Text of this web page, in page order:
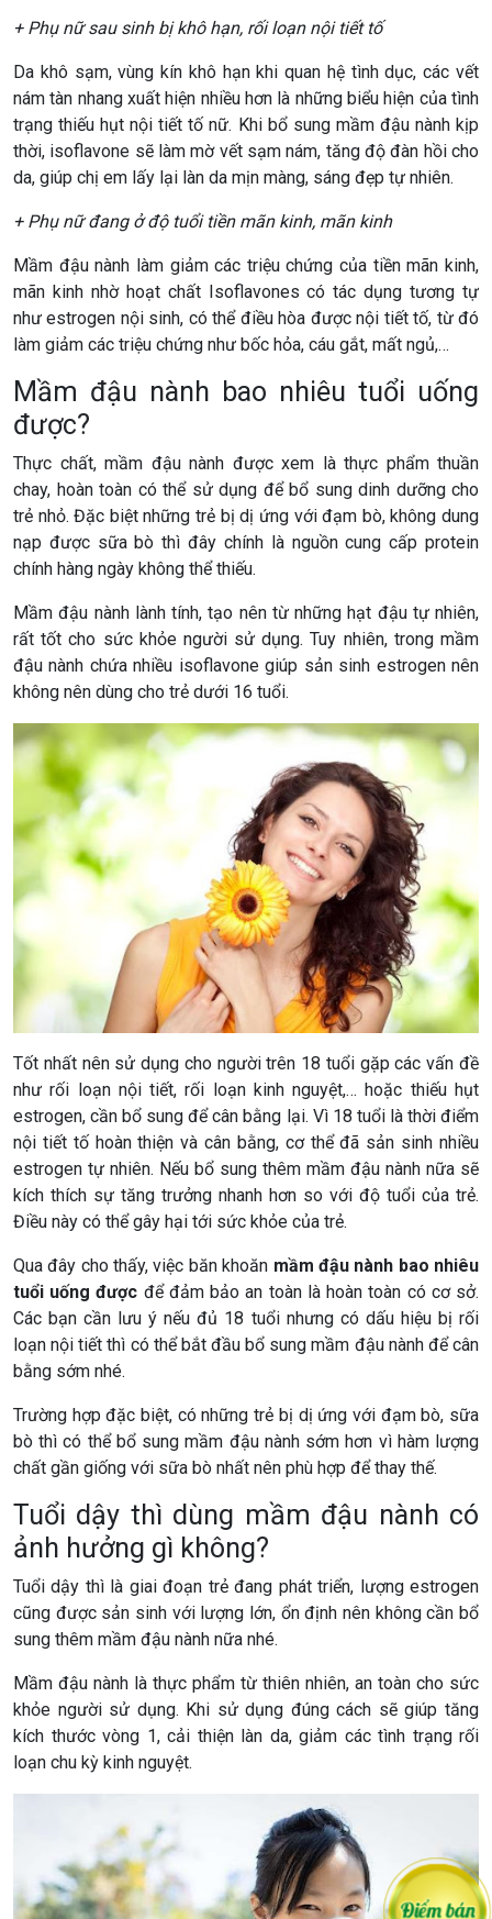
+ Phụ nữ sau sinh bị khô hạn, rối loạn nội tiết tố
Da khô sạm, vùng kín khô hạn khi quan hệ tình dục, các vết
nám tàn nhang xuất hiện nhiều hơn là những biểu hiện của tình
trạng thiếu hụt nội tiết tố nữ. Khi bổ sung mầm đậu nành kịp
thời, isoflavone sẽ làm mờ vết sạm nám, tăng độ đàn hồi cho
da, giúp chị em lấy lại làn da mịn màng, sáng đẹp tự nhiên.
+ Phụ nữ đang ở độ tuổi tiền mãn kinh, mãn kinh
Mầm đậu nành làm giảm các triệu chứng của tiền mãn kinh,
mãn kinh nhờ hoạt chất Isoflavones có tác dụng tương tự
như estrogen nội sinh, có thể điều hòa được nội tiết tố, từ đó
làm giảm các triệu chứng như bốc hỏa, cáu gắt, mất ngủ,…
Mầm đậu nành bao nhiêu tuổi uống
được?
Thực chất, mầm đậu nành được xem là thực phẩm thuần
chay, hoàn toàn có thể sử dụng để bổ sung dinh dưỡng cho
trẻ nhỏ. Đặc biệt những trẻ bị dị ứng với đạm bò, không dung
nạp được sữa bò thì đây chính là nguồn cung cấp protein
chính hàng ngày không thể thiếu.
Mầm đậu nành lành tính, tạo nên từ những hạt đậu tự nhiên,
rất tốt cho sức khỏe người sử dụng. Tuy nhiên, trong mầm
đậu nành chứa nhiều isoflavone giúp sản sinh estrogen nên
không nên dùng cho trẻ dưới 16 tuổi.
Tốt nhất nên sử dụng cho người trên 18 tuổi gặp các vấn đề
như rối loạn nội tiết, rối loạn kinh nguyệt,… hoặc thiếu hụt
estrogen, cần bổ sung để cân bằng lại. Vì 18 tuổi là thời điểm
nội tiết tố hoàn thiện và cân bằng, cơ thể đã sản sinh nhiều
estrogen tự nhiên. Nếu bổ sung thêm mầm đậu nành nữa sẽ
kích thích sự tăng trưởng nhanh hơn so với độ tuổi của trẻ.
Điều này có thể gây hại tới sức khỏe của trẻ.
Qua đây cho thấy, việc băn khoăn mầm đậu nành bao nhiêu
tuổi uống được để đảm bảo an toàn là hoàn toàn có cơ sở.
Các bạn cần lưu ý nếu đủ 18 tuổi nhưng có dấu hiệu bị rối
loạn nội tiết thì có thể bắt đầu bổ sung mầm đậu nành để cân
bằng sớm nhé.
Trường hợp đặc biệt, có những trẻ bị dị ứng với đạm bò, sữa
bò thì có thể bổ sung mầm đậu nành sớm hơn vì hàm lượng
chất gần giống với sữa bò nhất nên phù hợp để thay thế.
Tuổi dậy thì dùng mầm đậu nành có
ảnh hưởng gì không?
Tuổi dậy thì là giai đoạn trẻ đang phát triển, lượng estrogen
cũng được sản sinh với lượng lớn, ổn định nên không cần bổ
sung thêm mầm đậu nành nữa nhé.
Mầm đậu nành là thực phẩm từ thiên nhiên, an toàn cho sức
khỏe người sử dụng. Khi sử dụng đúng cách sẽ giúp tăng
kích thước vòng 1, cải thiện làn da, giảm các tình trạng rối
loạn chu kỳ kinh nguyệt.